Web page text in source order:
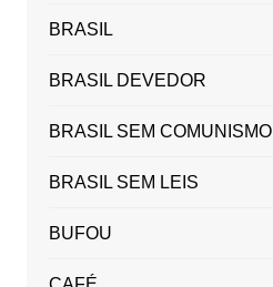
BRASIL
BRASIL DEVEDOR
BRASIL SEM COMUNISMO
BRASIL SEM LEIS
BUFOU